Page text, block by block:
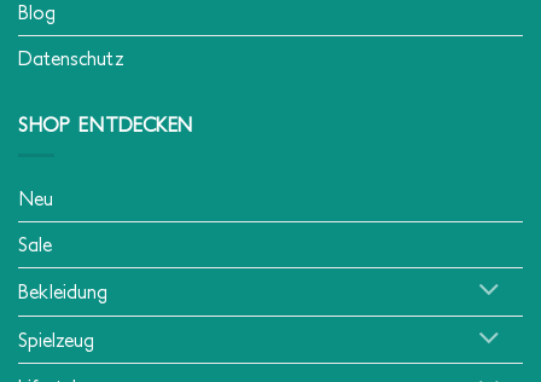
Blog
Datenschutz
SHOP ENTDECKEN
Neu
Sale
Bekleidung
Spielzeug